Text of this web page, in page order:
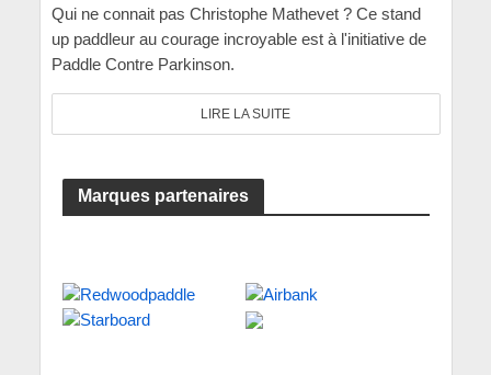
Qui ne connait pas Christophe Mathevet ? Ce stand
up paddleur au courage incroyable est à l'initiative de
Paddle Contre Parkinson.
LIRE LA SUITE
Marques partenaires